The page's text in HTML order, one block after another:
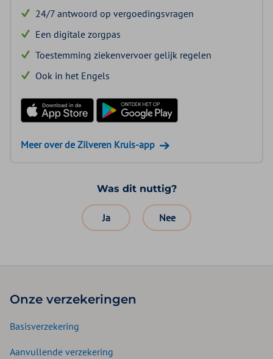
24/7 antwoord op vergoedingsvragen
Een digitale zorgpas
Toestemming ziekenvervoer gelijk regelen
Ook in het Engels
Download in de App StoreOntdek het op Google Play
Meer over de Zilveren Kruis-app
Was dit nuttig?
Ja Nee
Onze verzekeringen
Basisverzekering
Aanvullende verzekering